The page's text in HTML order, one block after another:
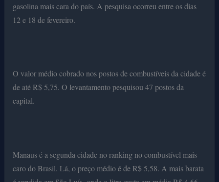
gasolina mais cara do país. A pesquisa ocorreu entre os dias
12 e 18 de fevereiro.
O valor médio cobrado nos postos de combustíveis da cidade é
de até R$ 5,75. O levantamento pesquisou 47 postos da
capital.
Manaus é a segunda cidade no ranking no combustível mais
caro do Brasil. Lá, o preço médio é de R$ 5,58. A mais barata